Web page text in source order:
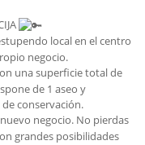
local en el centro
negocio.
una superficie total de
de 1 aseo y
conservación.
negocio. No pierdas
grandes posibilidades